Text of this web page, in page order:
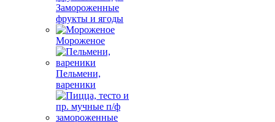
Замороженные
фрукты и ягоды
Мороженое
Пельмени,
вареники